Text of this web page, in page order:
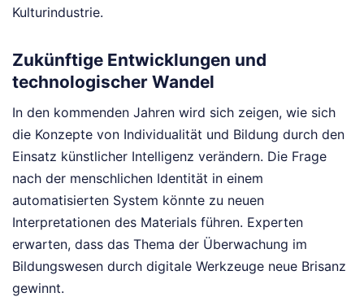
Kulturindustrie.
Zukünftige Entwicklungen und
technologischer Wandel
In den kommenden Jahren wird sich zeigen, wie sich
die Konzepte von Individualität und Bildung durch den
Einsatz künstlicher Intelligenz verändern. Die Frage
nach der menschlichen Identität in einem
automatisierten System könnte zu neuen
Interpretationen des Materials führen. Experten
erwarten, dass das Thema der Überwachung im
Bildungswesen durch digitale Werkzeuge neue Brisanz
gewinnt.